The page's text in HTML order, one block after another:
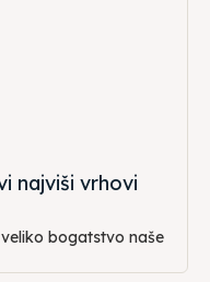
najviši vrhovi
bogatstvo naše